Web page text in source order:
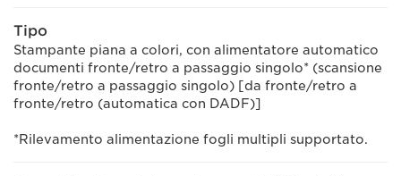
Tipo
Stampante piana a colori, con alimentatore automatico
documenti fronte/retro a passaggio singolo* (scansione
fronte/retro a passaggio singolo) [da fronte/retro a
fronte/retro (automatica con DADF)]
*Rilevamento alimentazione fogli multipli supportato.